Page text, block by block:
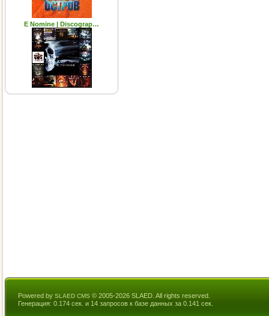
E Nomine | Discograp…
Powered by SLAED CMS © 2005-2026 SLAED. All rights reserved.
Генерация: 0.174 сек. и 14 запросов к базе данных за 0.141 сек.